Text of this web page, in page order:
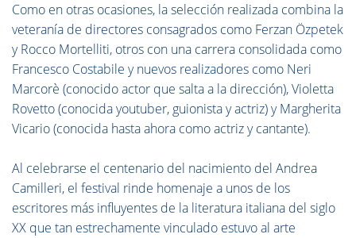
Como en otras ocasiones, la selección realizada combina la
veteranía de directores consagrados como Ferzan Özpetek
y Rocco Mortelliti, otros con una carrera consolidada como
Francesco Costabile y nuevos realizadores como Neri
Marcorè (conocido actor que salta a la dirección), Violetta
Rovetto (conocida youtuber, guionista y actriz) y Margherita
Vicario (conocida hasta ahora como actriz y cantante).
Al celebrarse el centenario del nacimiento del Andrea
Camilleri, el festival rinde homenaje a unos de los
escritores más influyentes de la literatura italiana del siglo
XX que tan estrechamente vinculado estuvo al arte